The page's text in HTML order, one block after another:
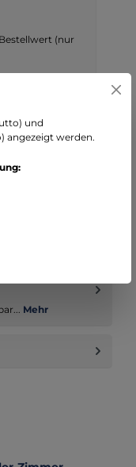
(nur
Partner im
einer Person
Lage,
Mehr
und
angezeigt werden.